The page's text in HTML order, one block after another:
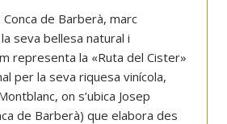
Conca de Barberà, marc
seva bellesa natural i
representa la «Ruta del Cister»
per la seva riquesa vinícola,
on s’ubica Josep
de Barberà) que elabora des